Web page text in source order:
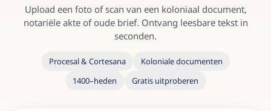
ESC
blogberichten...
Upload een foto of scan van een koloniaal document,
notariële akte of oude brief. Ontvang leesbare tekst in
seconden.
Procesal & Cortesana
Koloniale documenten
1400–heden
Gratis uitproberen